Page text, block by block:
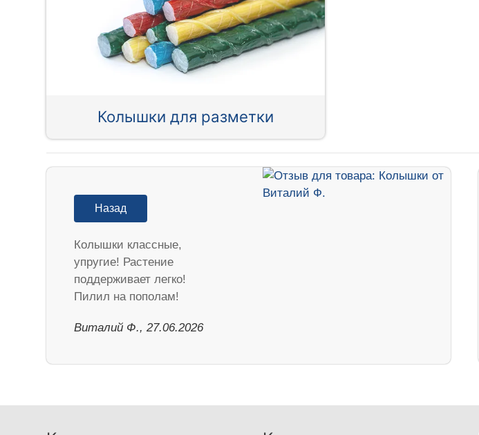
Колышки для разметки
Назад
Колышки классные,
упругие! Растение
поддерживает легко!
Пилил на пополам!
Виталий Ф., 27.06.2026